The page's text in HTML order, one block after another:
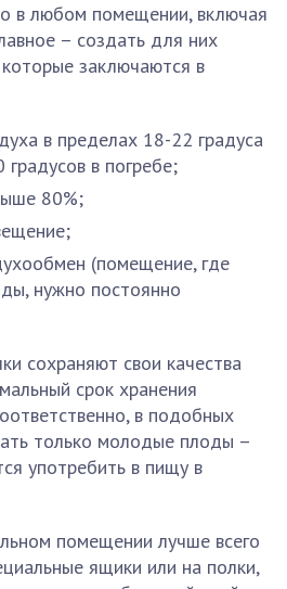
в любом помещении, включая
– создать для них
заключаются в
в пределах 18-22 градуса
градусов в погребе;
80%;
(помещение, где
нужно постоянно
сохраняют свои качества
срок хранения
в подобных
только молодые плоды –
употребить в пищу в
помещении лучше всего
ящики или на полки,